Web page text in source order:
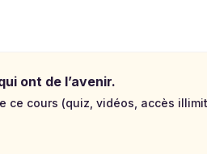
ont de l’avenir.
cours (quiz, vidéos, accès